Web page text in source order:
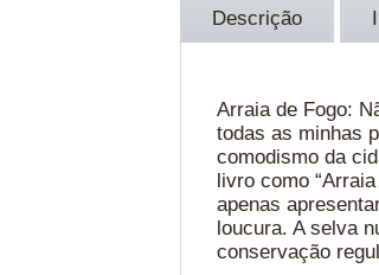
Descrição
Arraia de Fogo:
todas as minhas
comodismo da
livro como
apenas
loucura. A selva
conservação